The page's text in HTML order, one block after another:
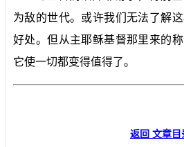
为敌的世代。或许我们无法了解
好处。但从主耶稣基督那里来的
它使一切都变得值得了。
返回 文章目